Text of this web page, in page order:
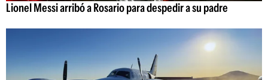
Lionel Messi arribó a Rosario para despedir a su padre